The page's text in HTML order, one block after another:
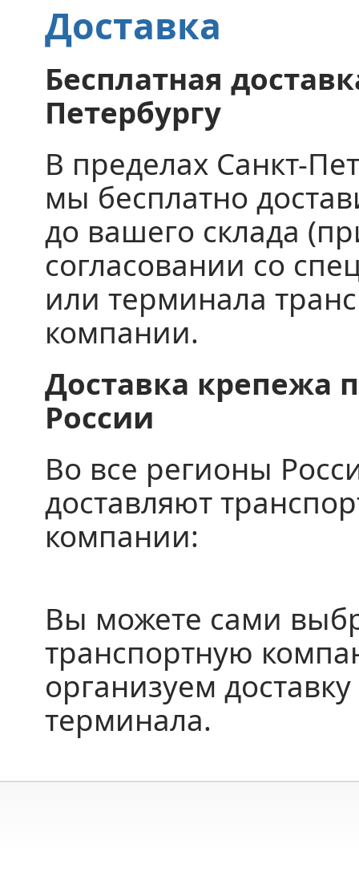
Доставка
Бесплатная
Петербургу
В пределах Санкт-
мы бесплатно
до вашего склада
согласовании со
или терминала
компании.
Доставка крепежа
России
Во все регионы
доставляют
компании:
Вы можете сами
транспортную
организуем
терминала.